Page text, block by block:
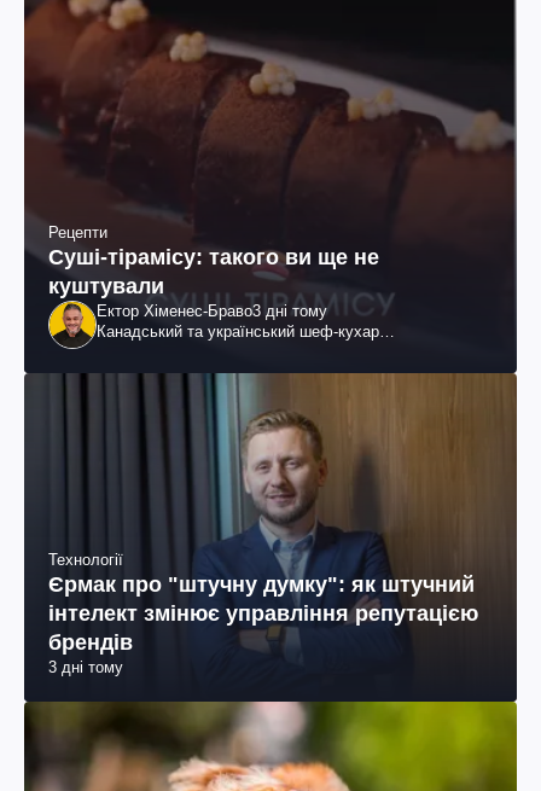
Рецепти
Суші-тірамісу: такого ви ще не
куштували
Ектор Хіменес-Браво3 дні тому
Канадський та український шеф-кухар
Технології
Єрмак про "штучну думку": як штучний
інтелект змінює управління репутацією
брендів
3 дні тому